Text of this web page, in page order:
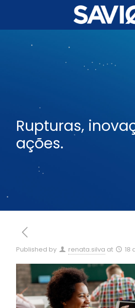
Rupturas,
ações.
Published by renata.silva at 18